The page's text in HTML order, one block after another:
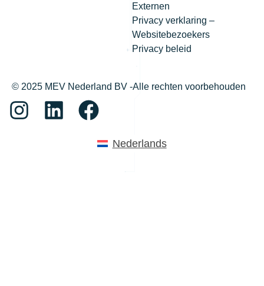
Externen
Privacy verklaring –
Websitebezoekers
Privacy beleid
© 2025 MEV Nederland BV -Alle rechten voorbehouden
Nederlands